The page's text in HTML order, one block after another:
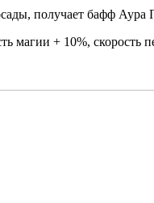
получает бафф
магии + 10%,